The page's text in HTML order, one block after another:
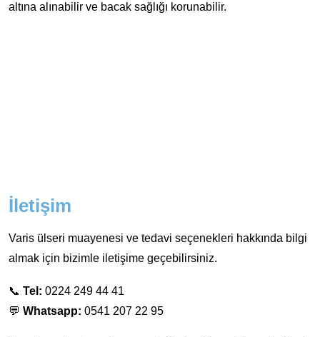
altına alınabilir ve bacak sağlığı korunabilir.
İletişim
Varis ülseri muayenesi ve tedavi seçenekleri hakkında bilgi
almak için bizimle iletişime geçebilirsiniz.
📞 Tel: 0224 249 44 41
💬 Whatsapp: 0541 207 22 95